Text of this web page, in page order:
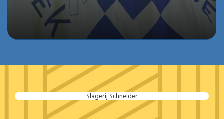
Dieleman TegelTechniek